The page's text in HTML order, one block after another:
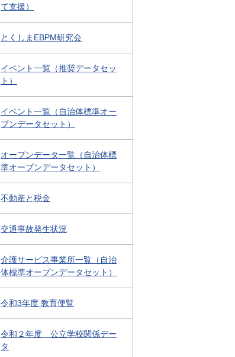
て支援）
とくしまEBPM研究会
イベント一覧（推奨データセッ
ト）
イベント一覧（自治体標準オー
プンデータセット）
オープンデータ一覧（自治体標
準オープンデータセット）
不動産と税金
交通事故発生状況
介護サービス事業所一覧（自治
体標準オープンデータセット）
令和3年度 教育便覧
令和２年度 公立学校関係デー
タ